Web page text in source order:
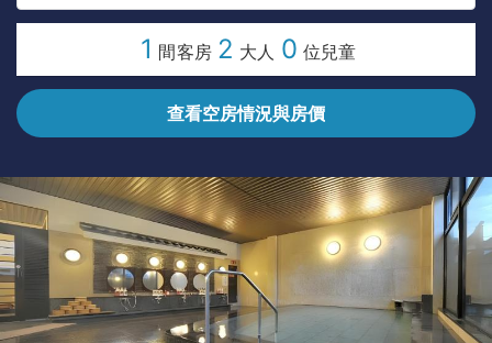
1 間客房 2 大人 0 位兒童
查看空房情況與房價